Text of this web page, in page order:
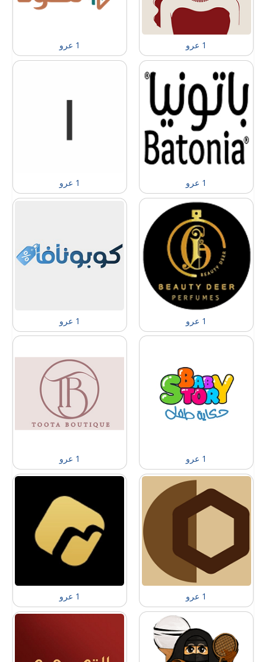
1 عرو 1 عرو
1 عرو 1 عرو
1 عرو 1 عرو
1 عرو 1 عرو
1 عرو 1 عرو